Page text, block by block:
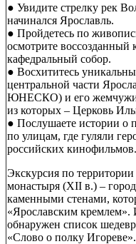
● Увидите стрелку рек
начинался Ярославль.
● Пройдетесь по
осмотрите воссозданный
кафедральный собор.
● Восхититесь
центральной части
ЮНЕСКО) и его
из которых – Церковь
● Послушаете истории о
по улицам, где гуляли
российских кинофильмов.
Экскурсия по
монастыря (XII в.) –
каменными стенами,
«Ярославским
обнаружен список
«Слово о полку Игореве».